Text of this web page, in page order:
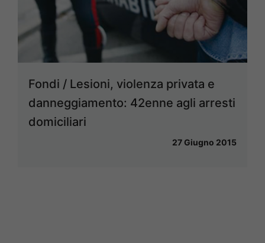
Fondi / Lesioni, violenza privata e
danneggiamento: 42enne agli arresti
domiciliari
27 Giugno 2015